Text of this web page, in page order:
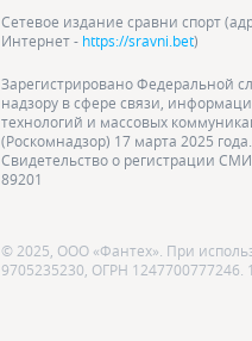
Сетевое издание сравни спорт
Интернет - https://sravni.bet)
Зарегистрировано Федеральной
надзору в сфере связи,
технологий и массовых
(Роскомнадзор) 17 марта 2025 года.
Свидетельство о регистрации
89201
© 2025, ООО «Фантех». При
9705235230, ОГРН 1247700777246.